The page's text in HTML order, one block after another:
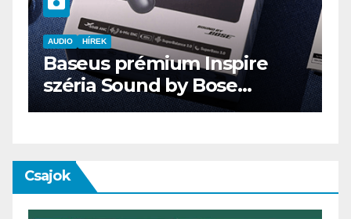
AUDIO IT MŰSZAKI
ENDORFY VIRO Plus USB
Csajok